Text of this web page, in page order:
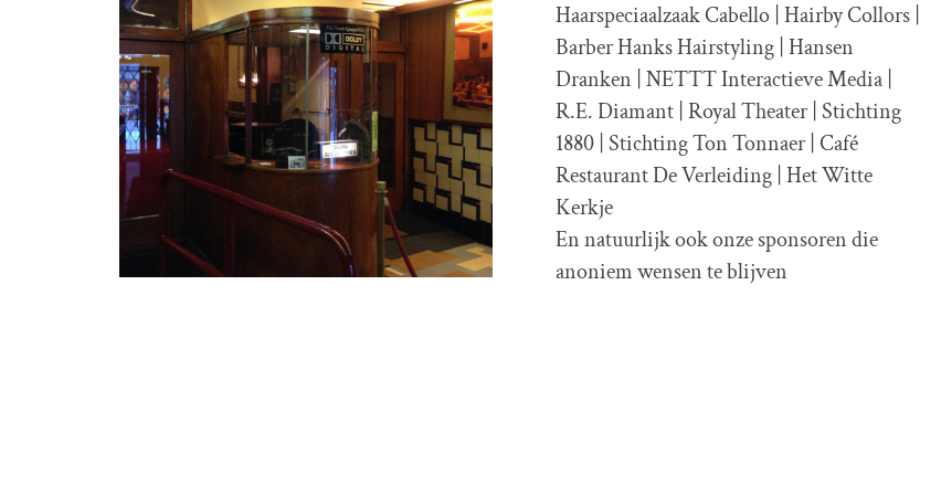
Haarspeciaalzaak Cabello | Hairby Collors |
Barber Hanks Hairstyling | Hansen
Dranken | NETTT Interactieve Media |
R.E. Diamant | Royal Theater | Stichting
1880 | Stichting Ton Tonnaer | Café
Restaurant De Verleiding | Het Witte
Kerkje
En natuurlijk ook onze sponsoren die
anoniem wensen te blijven